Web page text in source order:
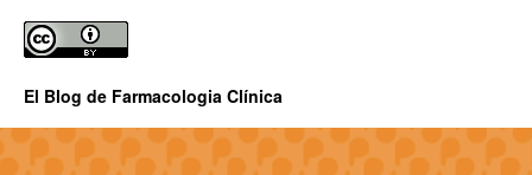
El Blog de Farmacologia Clínica